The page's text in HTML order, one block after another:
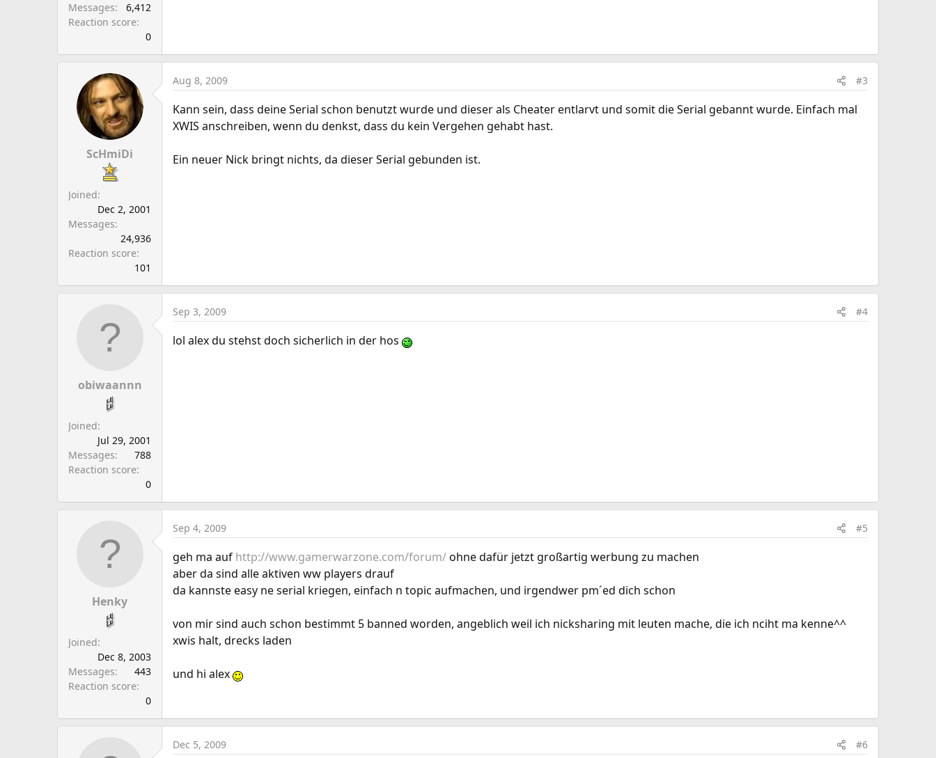
Messages
6,412
Reaction score
0
ScHmiDi
Joined
Dec 2, 2001
Messages
24,936
Reaction score
101
Aug 8, 2009 #3
Kann sein, dass deine Serial schon benutzt wurde und dieser als Cheater entlarvt und somit die Serial gebannt wurde. Einfach mal
XWIS anschreiben, wenn du denkst, dass du kein Vergehen gehabt hast.
Ein neuer Nick bringt nichts, da dieser Serial gebunden ist.
obiwaannn
Joined
Jul 29, 2001
Messages
788
Reaction score
0
Sep 3, 2009 #4
lol alex du stehst doch sicherlich in der hos
Henky
Joined
Dec 8, 2003
Messages
443
Reaction score
0
Sep 4, 2009 #5
geh ma auf http://www.gamerwarzone.com/forum/ohne dafür jetzt großartig werbung zu machen
aber da sind alle aktiven ww players drauf
da kannste easy ne serial kriegen, einfach n topic aufmachen, und irgendwer pm´ed dich schon
von mir sind auch schon bestimmt 5 banned worden, angeblich weil ich nicksharing mit leuten mache, die ich nciht ma kenne^^
xwis halt, drecks laden
und hi alex
Dec 5, 2009 #6